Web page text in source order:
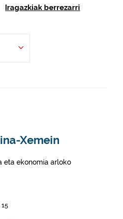
Iragazkiak berrezarri
Xemein
eta ekonomia arloko